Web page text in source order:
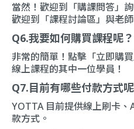
當然！歡迎到「購課問答」
歡迎到「課程討論區」與老
Q6.我要如何購買課程呢？
非常的簡單！點擊「立即購
線上課程的其中一位學員！
Q7.目前有哪些付款方式
YOTTA 目前提供線上刷卡
款方式。